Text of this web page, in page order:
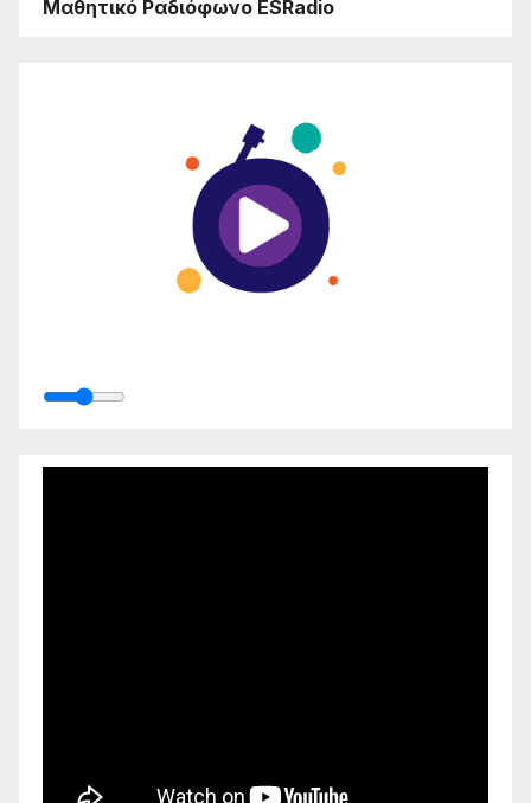
Μαθητικό Ραδιόφωνο ESRadio